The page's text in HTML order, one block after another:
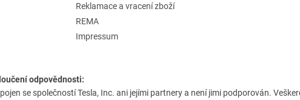
Reklamace a vracení zboží
REMA
Impressum
odpovědnosti:
se společností Tesla, Inc. ani jejími partnery a není jimi podporován.